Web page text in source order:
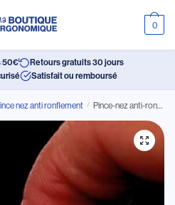
0
50€
Retours gratuits 30 jours
Satisfait ou remboursé
nez anti ronflement / Pince-nez anti-ronflement vendu avec 4 tailles différentes